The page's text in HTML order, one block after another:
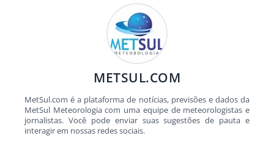
METSUL.COM
MetSul.com é a plataforma de notícias, previsões e dados da
MetSul Meteorologia com uma equipe de meteorologistas e
jornalistas. Você pode enviar suas sugestões de pauta e
interagir em nossas redes sociais.